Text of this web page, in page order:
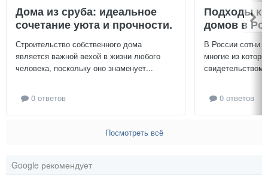
Дома из сруба: идеальное
сочетание уюта и прочности.
Строительство собственного дома
является важной вехой в жизни любого
человека, поскольку оно знаменует...
0 ответов
Подходы к
домов в
В России сотни
многие из
свидетельством
0 ответов
Посмотреть всё
Google рекомендует